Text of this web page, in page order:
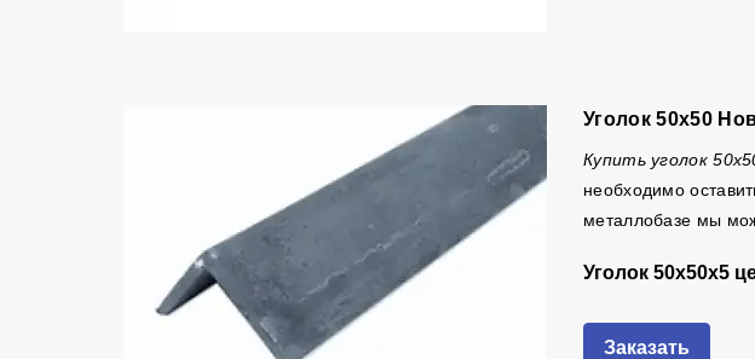
Уголок 50х50
Купить уголок
необходимо
металлобазе мы
Уголок 50х50х5
Заказать